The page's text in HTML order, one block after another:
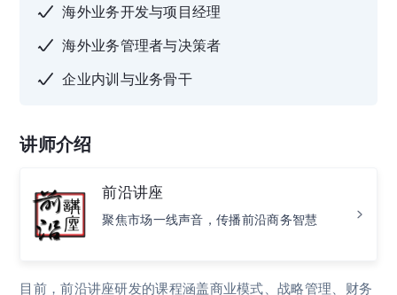
海外业务开发与项目经理
海外业务管理者与决策者
企业内训与业务骨干
讲师介绍
前沿讲座
聚焦市场一线声音，传播前沿商务智慧
目前，前沿讲座研发的课程涵盖商业模式、战略管理、财务